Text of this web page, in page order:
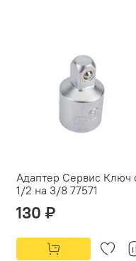
Адаптер Сервис Ключ
1/2 на 3/8 77571
130 ₽